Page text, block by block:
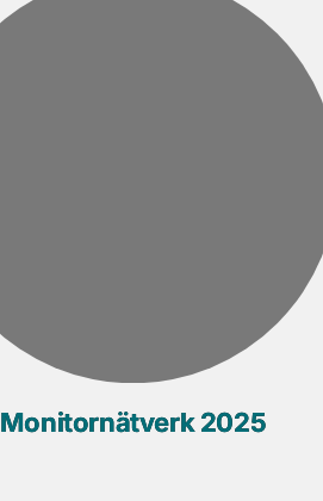
Monitornätverk 2025